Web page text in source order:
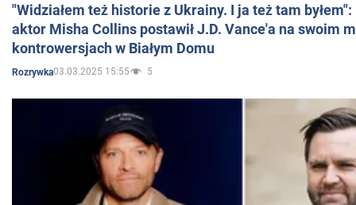
"Widziałem też historie z Ukrainy. I ja też tam
aktor Misha Collins postawił J.D. Vance'a na swoim
kontrowersjach w Białym Domu
Rozrywka03.03.2025 15:55 5